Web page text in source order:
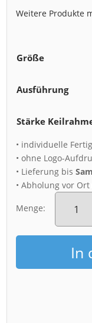
Weitere Produkte
Größe
Ausführung
Stärke
• individuelle
• ohne Logo-
• Lieferung bis
• Abholung vor
Menge:
Leinwand
(00585)
Menge
In